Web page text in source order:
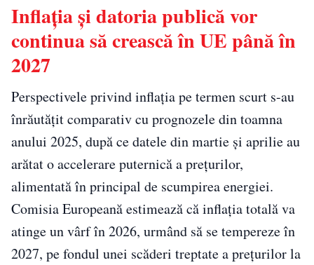
Inflația și datoria publică vor
continua să crească în UE până în
2027
Perspectivele privind inflaţia pe termen scurt s-au
înrăutăţit comparativ cu prognozele din toamna
anului 2025, după ce datele din martie şi aprilie au
arătat o accelerare puternică a preţurilor,
alimentată în principal de scumpirea energiei.
Comisia Europeană estimează că inflaţia totală va
atinge un vârf în 2026, urmând să se tempereze în
2027, pe fondul unei scăderi treptate a preţurilor la